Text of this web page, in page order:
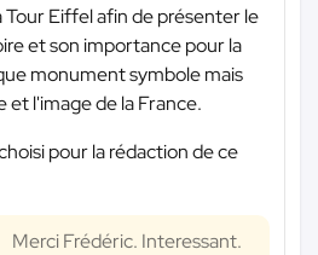
Tour Eiffel afin de présenter le
et son importance pour la
monument symbole mais
et l'image de la France.
pour la rédaction de ce
Merci Frédéric. Interessant.